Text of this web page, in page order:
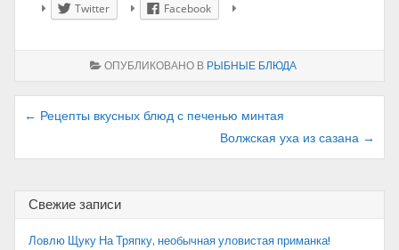
Twitter Facebook
ОПУБЛИКОВАНО В РЫБНЫЕ БЛЮДА
Навигация
← Рецепты вкусных блюд с печенью минтая
Волжская уха из сазана →
Свежие записи
Ловлю Щуку На Тряпку, необычная уловистая приманка!